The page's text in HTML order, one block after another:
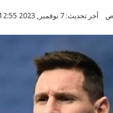
آخر تحديث: 7 نوفمبر, 2023 12:55 ص